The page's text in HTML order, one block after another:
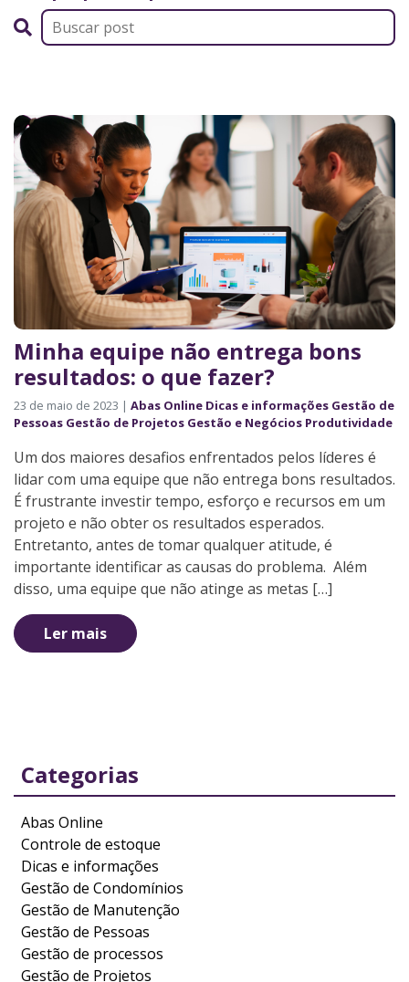
Minha equipe não entrega bons
resultados: o que fazer?
23 de maio de 2023 | Abas Online Dicas e informações Gestão de
Pessoas Gestão de Projetos Gestão e Negócios Produtividade
Um dos maiores desafios enfrentados pelos líderes é
lidar com uma equipe que não entrega bons resultados.
É frustrante investir tempo, esforço e recursos em um
projeto e não obter os resultados esperados.
Entretanto, antes de tomar qualquer atitude, é
importante identificar as causas do problema. Além
disso, uma equipe que não atinge as metas […]
Ler mais
Categorias
Abas Online
Controle de estoque
Dicas e informações
Gestão de Condomínios
Gestão de Manutenção
Gestão de Pessoas
Gestão de processos
Gestão de Projetos